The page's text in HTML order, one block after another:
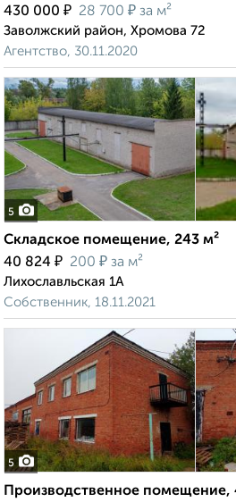
430 000 ₽ 28 700 ₽ за м²
Заволжский район, Хромова 72
Агентство, 30.11.2020
5
Складское помещение, 243 м²
40 824 ₽ 200 ₽ за м²
Лихославльская 1А
Собственник, 18.11.2021
5
Производственное помещение,